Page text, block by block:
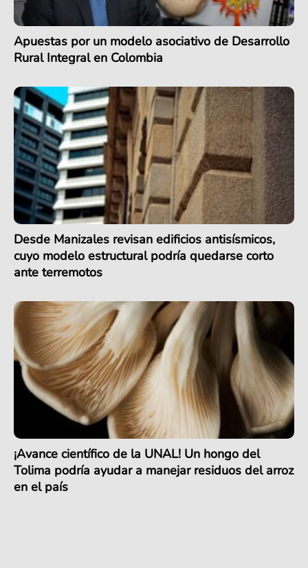
Apuestas por un modelo asociativo de Desarrollo
Rural Integral en Colombia
Desde Manizales revisan edificios antisísmicos,
cuyo modelo estructural podría quedarse corto
ante terremotos
¡Avance científico de la UNAL! Un hongo del
Tolima podría ayudar a manejar residuos del arroz
en el país